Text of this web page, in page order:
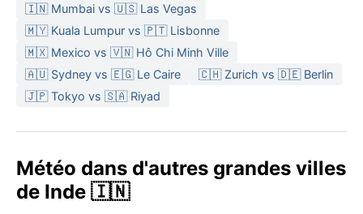
mousson, et une veste légère pour les soirées d’hiver.
La meilleure période pour visiter Sāngli est de
novembre à février, quand le temps est clément et
ensoleillé. Les phénomènes marquants incluent les
vagues de chaleur en mai, parfois accompagnées de
des inondations localisées dans les bas-fonds, mais
neige, ni de cyclones – juste un ciel implacablement
chaud une moitié de l’année, et une douceur vivifiante
🇮🇳 Mumbai vs 🇺🇸 Las Vegas
🇲🇾 Kuala Lumpur vs 🇵🇹 Lisbonne
🇲🇽 Mexico vs 🇻🇳 Hô Chi Minh Ville
🇦🇺 Sydney vs 🇪🇬 Le Caire
🇨🇭 Zurich vs 🇩🇪 Berlin
🇯🇵 Tokyo vs 🇸🇦 Riyad
Météo dans d'autres grandes villes
de Inde 🇮🇳